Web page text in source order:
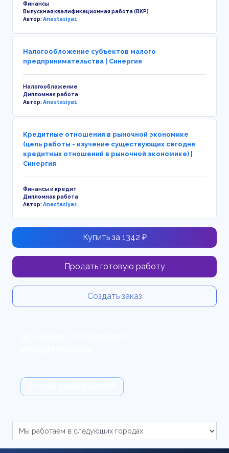
Финансы
Выпускная квалификационная работа (ВКР)
Автор:Anastasiya1
Налогообложение субъектов малого
предпринимательства | Синергия
Налогооблажение
Дипломная работа
Автор:Anastasiya1
Кредитные отношения в рыночной экономике
(цель работы - изучение существующих сегодня
кредитных отношений в рыночной экономике) |
Синергия
Финансы и кредит
Дипломная работа
Автор:Anastasiya1
Купить за 1342 ₽
Продать готовую работу
Создать заказ